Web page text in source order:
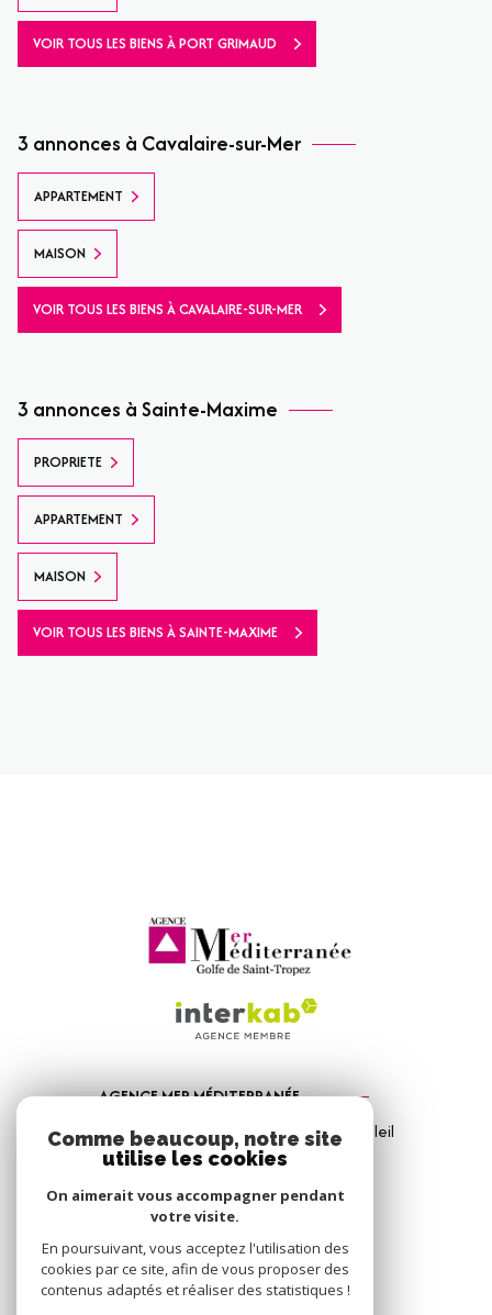
VOIR TOUS LES BIENS À PORT GRIMAUD
3 annonces à Cavalaire-sur-Mer
APPARTEMENT
MAISON
VOIR TOUS LES BIENS À CAVALAIRE-SUR-MER
3 annonces à Sainte-Maxime
PROPRIETE
APPARTEMENT
MAISON
VOIR TOUS LES BIENS À SAINTE-MAXIME
AGENCE MER MÉDITERRANÉE
1, Avenue de la Mer - Les Vitrines du Soleil
83310Port Grimaud
04 94 56 09 12
info@amm-immobilier.com
Comme beaucoup, notre site
utilise les cookies
On aimerait vous accompagner pendant
votre visite.
En poursuivant, vous acceptez l'utilisation des
cookies par ce site, afin de vous proposer des
contenus adaptés et réaliser des statistiques !